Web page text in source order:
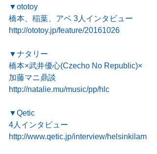
▼ototoy
橋本、稲葉、アベ 3人インタビュー
http://ototoy.jp/feature/20161026
▼ナタリー
橋本×武井優心(Czecho No Republic)×
加藤マニ鼎談
http://natalie.mu/music/pp/hlc
▼Qetic
4人インタビュー
http://www.qetic.jp/interview/helsinkilam